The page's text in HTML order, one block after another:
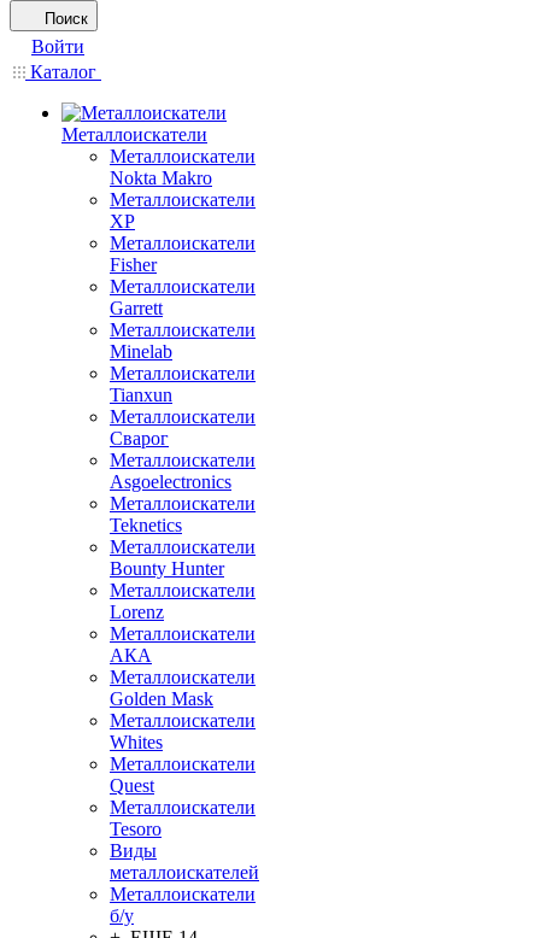
Поиск
Войти
Каталог
Металлоискатели
Металлоискатели
Nokta Makro
Металлоискатели
XP
Металлоискатели
Fisher
Металлоискатели
Garrett
Металлоискатели
Minelab
Металлоискатели
Tianxun
Металлоискатели
Сварог
Металлоискатели
Asgoelectronics
Металлоискатели
Teknetics
Металлоискатели
Bounty Hunter
Металлоискатели
Lorenz
Металлоискатели
АКА
Металлоискатели
Golden Mask
Металлоискатели
Whites
Металлоискатели
Quest
Металлоискатели
Tesoro
Виды
металлоискателей
Металлоискатели
б/у